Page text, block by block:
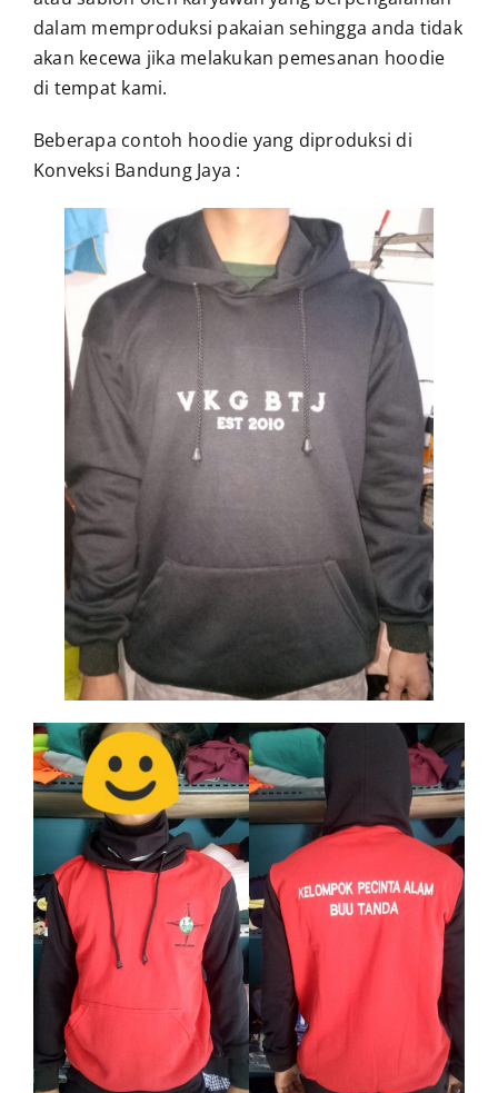
dalam memproduksi pakaian sehingga anda tidak
akan kecewa jika melakukan pemesanan hoodie
di tempat kami.
Beberapa contoh hoodie yang diproduksi di
Konveksi Bandung Jaya :